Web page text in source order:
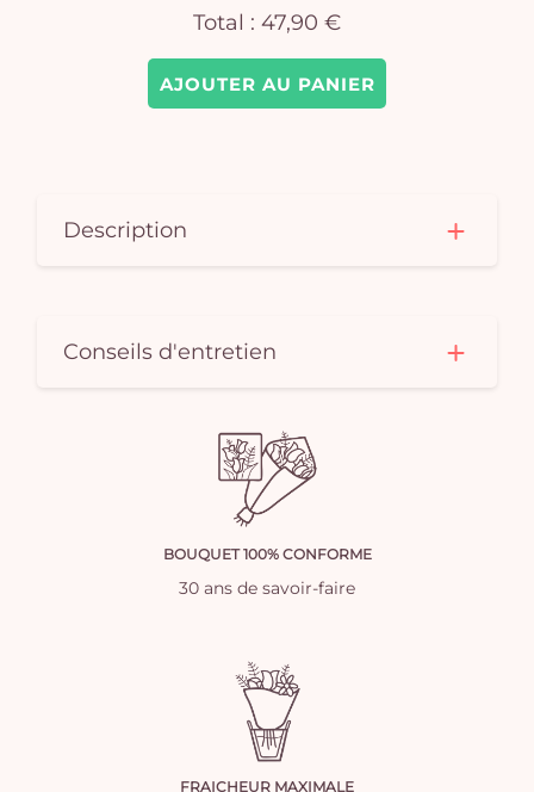
AJOUTER AU PANIER
Total : 47,90 €
Description
Conseils d'entretien
BOUQUET 100% CONFORME
30 ans de savoir-faire
FRAICHEUR MAXIMALE